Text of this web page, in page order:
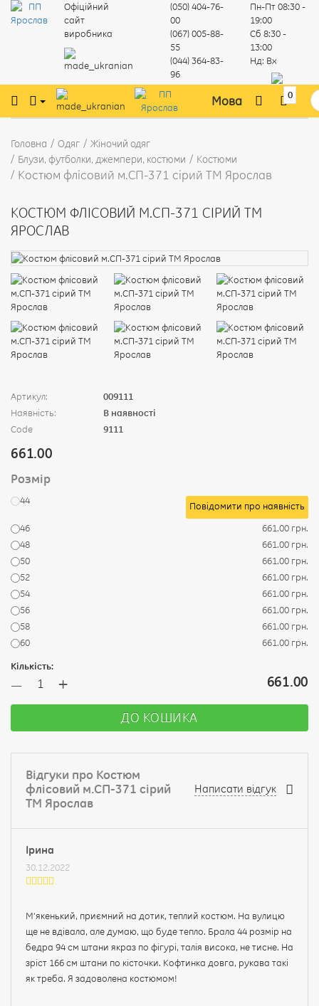
Офіційний
сайт
виробника
(050) 404-76-
00
(067) 005-88-
55
(044) 364-83-
96
Пн-Пт08:30 -
19:00
Сб 8:30 -
13:00
Нд: Вх
Мова 0
Головна Одяг
Жіночий одяг
Блузи, футболки, джемпери, костюми
Костюми
Костюм флісовий м.СП-371 сірий ТМ Ярослав
КОСТЮМ ФЛІСОВИЙ М.СП-371 СІРИЙ ТМ
ЯРОСЛАВ
Артикул:
009111
Наявність:
В наявності
Code
9111
661.00
Розмір
44
Повідомити про наявність
46
661.00 грн.
48
661.00 грн.
50
661.00 грн.
52
661.00 грн.
54
661.00 грн.
56
661.00 грн.
58
661.00 грн.
60
661.00 грн.
Кількість:
— + 661.00
ДО КОШИКА
Відгуки про Костюм
флісовий м.СП-371 сірий
ТМ Ярослав
Написати відгук
Ірина
30.12.2022
М‘якенький, приємний на дотик, теплий костюм. На вулицю
ще не вдівала, але думаю, що буде тепло. Брала 44 розмір на
бедра 94 см штани якраз по фігурі, талія висока, не тисне. На
зріст 166 см штани по кісточки. Кофтинка довга, рукава такі
як треба. Я задоволена костюмом!